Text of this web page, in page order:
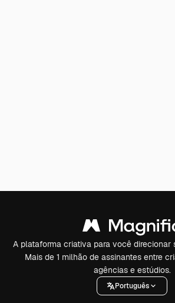
A plataforma criativa para você direcionar
Mais de 1 milhão de assinantes entre
agências e estúdios.
Português